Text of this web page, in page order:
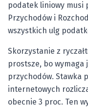
podatek liniowy musi
Przychodów i
wszystkich ulg
Skorzystanie z
prostsze, bo
przychodów. Stawka
internetowych
obecnie 3 proc. Ten